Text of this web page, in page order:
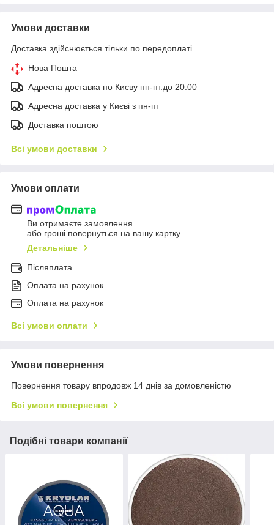
Умови доставки
Доставка здійснюється тільки по передоплаті.
Нова Пошта
Адресна доставка по Києву пн-пт.до 20.00
Адресна доставка у Києві з пн-пт
Доставка поштою
Всі умови доставки
Умови оплати
Ви отримаєте замовлення
або гроші повернуться на вашу картку
Детальніше
Післяплата
Оплата на рахунок
Оплата на рахунок
Всі умови оплати
Умови повернення
Повернення товару впродовж 14 днів за домовленістю
Всі умови повернення
Подібні товари компанії